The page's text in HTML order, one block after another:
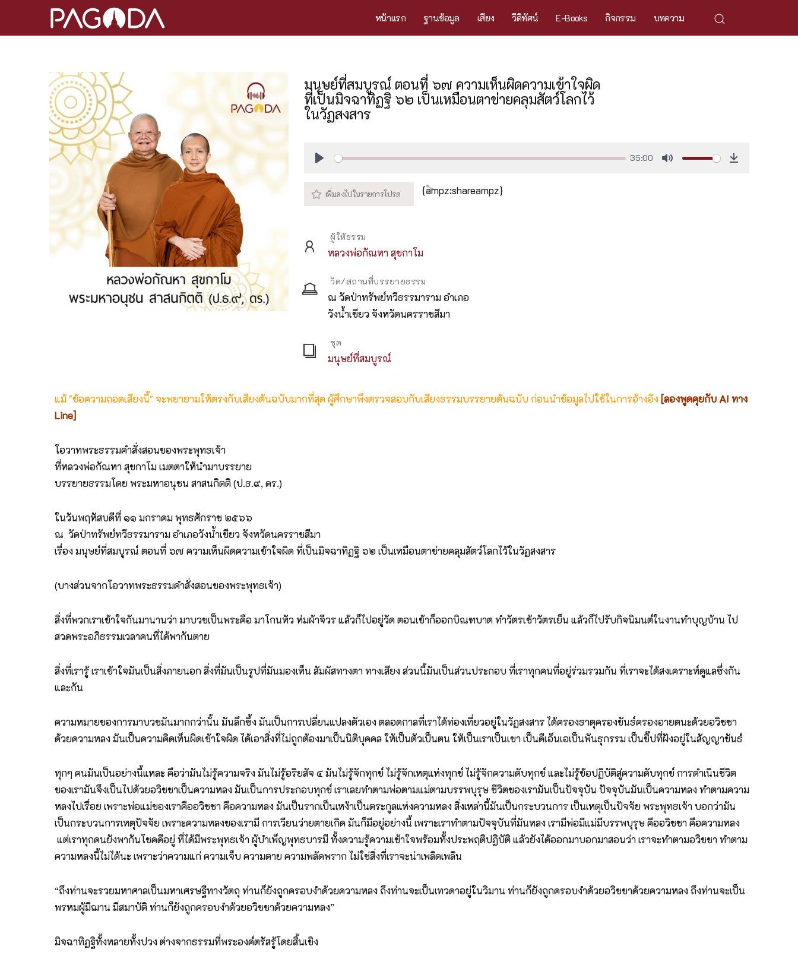
หน้าแรก ฐานข้อมูล เสียง วีดิทัศน์ E-Books กิจกรรม บทความ
มนุษย์ที่สมบูรณ์ ตอนที่ ๖๗ ความเห็นผิดความเข้าใจผิด
ที่เป็นมิจฉาทิฏฐิ ๖๒ เป็นเหมือนตาข่ายคลุมสัตว์โลกไว้
ในวัฏสงสาร
35:00
{ampz:shareampz}
ผู้ให้ธรรม
หลวงพ่อกัณหา สุขกาโม
วัด/สถานที่บรรยายธรรม
ณ วัดป่าทรัพย์ทวีธรรมาราม อำเภอ
วังน้ำเขียว จังหวัดนครราชสีมา
ชุด
มนุษย์ที่สมบูรณ์
แม้ "ข้อความถอดเสียงนี้" จะพยายามให้ตรงกับเสียงต้นฉบับมากที่สุด ผู้ศึกษาพึงตรวจสอบกับเสียงธรรมบรรยายต้นฉบับ ก่อนนำข้อมูลไปใช้ในการอ้างอิง [ลองพูดคุยกับ AI ทาง
Line]
โอวาทพระธรรมคำสั่งสอนของพระพุทธเจ้า
ที่หลวงพ่อกัณหา สุขกาโม เมตตาให้นำมาบรรยาย
บรรยายธรรมโดย พระมหาอนุชน สาสนกิตติ (ป.ธ.๙, ดร.)
ในวันพฤหัสบดีที่ ๑๑ มกราคม พุทธศักราช ๒๕๖๖
ณ วัดป่าทรัพย์ทวีธรรมาราม อำเภอวังน้ำเขียว จังหวัดนครราชสีมา
เรื่อง มนุษย์ที่สมบูรณ์ ตอนที่ ๖๗ ความเห็นผิดความเข้าใจผิด ที่เป็นมิจฉาทิฏฐิ ๖๒ เป็นเหมือนตาข่ายคลุมสัตว์โลกไว้ในวัฏสงสาร
(บางส่วนจากโอวาทพระธรรมคำสั่งสอนของพระพุทธเจ้า)
สิ่งที่พวกเราเข้าใจกันมานานว่า มาบวชเป็นพระคือ มาโกนหัว ห่มผ้าจีวร แล้วก็ไปอยู่วัด ตอนเช้าก็ออกบิณฑบาต ทำวัตรเช้าวัตรเย็น แล้วก็ไปรับกิจนิมนต์ในงานทำบุญบ้าน ไป
สวดพระอภิธรรมเวลาคนที่ได้พากันตาย
สิ่งที่เรารู้ เราเข้าใจมันเป็นสิ่งภายนอก สิ่งที่มันเป็นรูปที่มันมองเห็น สัมผัสทางตา ทางเสียง ส่วนนี้มันเป็นส่วนประกอบ ที่เราทุกคนที่อยู่ร่วมรวมกัน ที่เราจะได้สงเคราะห์ดูแลซึ่งกัน
และกัน
ความหมายของการมาบวชมันมากกว่านั้น มันลึกซึ้ง มันเป็นการเปลี่ยนแปลงตัวเอง ตลอดกาลที่เราได้ท่องเที่ยวอยู่ในวัฏสงสาร ได้ครองธาตุครองขันธ์ครองอายตนะด้วยอวิชชา
ด้วยความหลง มันเป็นความคิดเห็นผิดเข้าใจผิด ได้เอาสิ่งที่ไม่ถูกต้องมาเป็นนิติบุคคล ให้เป็นตัวเป็นตน ให้เป็นเราเป็นเขา เป็นดีเอ็นเอเป็นพันธุกรรม เป็นชิ๊ปที่ฝังอยู่ในสัญญาขันธ์
ทุกๆ คนมันเป็นอย่างนี้แหละ คือว่ามันไม่รู้ความจริง มันไม่รู้อริยสัจ ๔ มันไม่รู้จักทุกข์ ไม่รู้จักเหตุแห่งทุกข์ ไม่รู้จักความดับทุกข์ และไม่รู้ข้อปฏิบัติสู่ความดับทุกข์ การดำเนินชีวิต
ของเรามันจึงเป็นไปด้วยอวิชชาเป็นความหลง มันเป็นการประกอบทุกข์ เราเลยทำตามพ่อตามแม่ตามบรรพบุรุษ ชีวิตของเรามันเป็นปัจจุบัน ปัจจุบันมันเป็นความหลง ทำตามความ
หลงไปเรื่อย เพราะพ่อแม่ของเราคืออวิชชา คือความหลง มันเป็นรากเป็นเหง้าเป็นตระกูลแห่งความหลง สิ่งเหล่านี้มันเป็นกระบวนการ เป็นเหตุเป็นปัจจัย พระพุทธเจ้า บอกว่ามัน
เป็นกระบวนการเหตุปัจจัย เพราะความหลงของเรามี การเวียนว่ายตายเกิด มันก็มีอยู่อย่างนี้ เพราะเราทำตามปัจจุบันที่มันหลง เรามีพ่อมีแม่มีบรรพบุรุษ คืออวิชชา คือความหลง
แต่เราทุกคนยังพากันโชคดีอยู่ ที่ได้มีพระพุทธเจ้า ผู้บำเพ็ญพุทธบารมี ทั้งความรู้ความเข้าใจพร้อมทั้งประพฤติปฏิบัติ แล้วยังได้ออกมาบอกมาสอนว่า เราจะทำตามอวิชชา ทำตาม
ความหลงนี้ไม่ได้นะ เพราะว่าความแก่ ความเจ็บ ความตาย ความพลัดพราก ไม่ใช่สิ่งที่เราจะน่าเพลิดเพลิน
“ถึงท่านจะรวยมหาศาลเป็นมหาเศรษฐีทางวัตถุ ท่านก็ยังถูกครอบงำด้วยความหลง ถึงท่านจะเป็นเทวดาอยู่ในวิมาน ท่านก็ยังถูกครอบงำด้วยอวิชชาด้วยความหลง ถึงท่านจะเป็น
พรหมผู้มีฌาน มีสมาบัติ ท่านก็ยังถูกครอบงำด้วยอวิชชาด้วยความหลง”
มิจฉาทิฏฐิทั้งหลายทั้งปวง ต่างจากธรรมที่พระองค์ตรัสรู้โดยสิ้นเชิง